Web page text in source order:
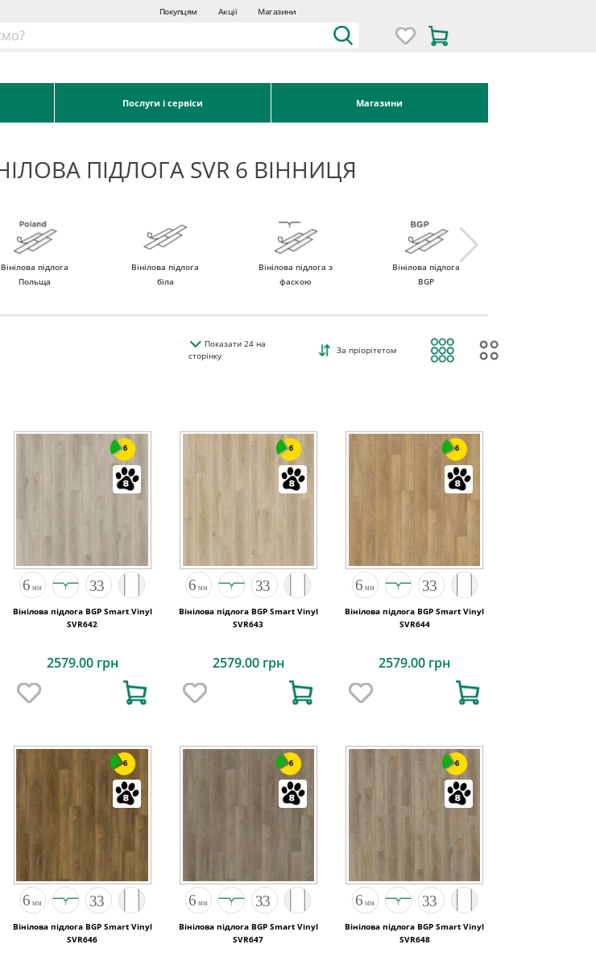
Покупцям Акції Магазини
Послуги і сервіси Магазини
ПІДЛОГА SVR 6 ВІННИЦЯ
Вінілова підлога
Польща
Вінілова підлога
біла
Вінілова підлога з
фаскою
Вінілова підлога
BGP
Показати24на
сторінку
За пріорітетом
6
Вінілова підлога BGP Smart Vinyl
SVR642
2579.00 грн
6
Вінілова підлога BGP Smart Vinyl
SVR643
2579.00 грн
6
Вінілова підлога BGP Smart Vinyl
SVR644
2579.00 грн
6
Вінілова підлога BGP Smart Vinyl
SVR646
6
Вінілова підлога BGP Smart Vinyl
SVR647
6
Вінілова підлога BGP Smart Vinyl
SVR648